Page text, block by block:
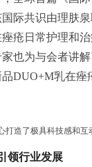
际共识由理肤
疮日常护理和
也为与会者讲
DUO+M乳在痤
打造了极具科技感和互
领行业发展